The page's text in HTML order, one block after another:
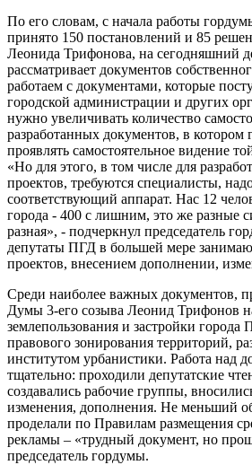
По его словам, с начала работы
принято 150 постановлений и 85
Леонида Трифонова, на сегодняшний
рассматривает документов
работаем с документами, которые
городской администрации и других
нужно увеличивать количество
разработанных документов, в котором
проявлять самостоятельное видение
«Но для этого, в том числе для
проектов, требуются специалисты,
соответствующий аппарат. Нас 12
города - 400 с лишним, это же разные
разная», - подчеркнул председатель
депутаты ПГД в большей мере
проектов, внесением дополнении,
Среди наиболее важных документов,
Думы 3-его созыва Леонид Трифонов
землепользования и застройки города
правового зонирования территорий,
институтом урбанистики. Работа над
тщательно: проходили депутатские
создавались рабочие группы,
изменения, дополнения. Не меньший
проделали по Правилам размещения
рекламы – «трудный документ, но
председатель гордумы.